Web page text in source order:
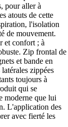
pour aller à
atouts de cette
l'isolation
de mouvement.
et confort ; à
Zip frontal de
et bande en
zippées
toujours à
qui se
moderne que lui
L'application des
avec fierté les